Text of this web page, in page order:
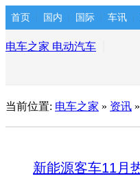
首页 国内 国际 车讯
电车之家 电动汽车
当前位置: 电车之家 » 资讯
新能源客车11月